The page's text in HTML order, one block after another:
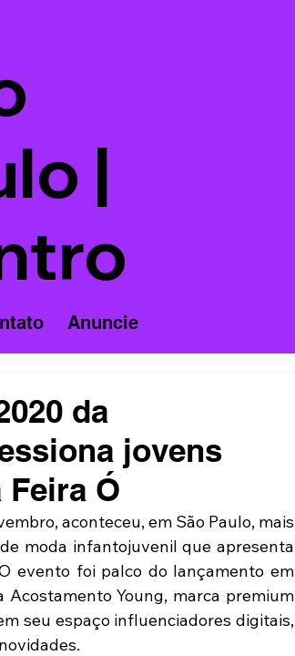
|
Anuncie
da
jovens
Ó
aconteceu, em São Paulo, mais
moda infantojuvenil que apresenta
evento foi palco do lançamento em
Young, marca premium
seu espaço influenciadores digitais,